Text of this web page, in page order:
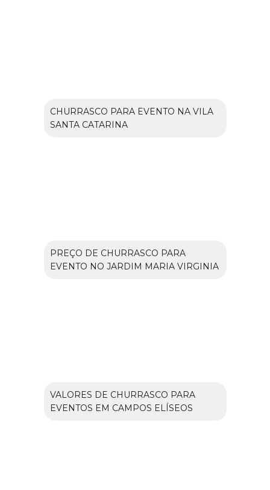
CHURRASCO PARA EVENTO NA VILA
SANTA CATARINA
PREÇO DE CHURRASCO PARA
EVENTO NO JARDIM MARIA VIRGINIA
VALORES DE CHURRASCO PARA
EVENTOS EM CAMPOS ELÍSEOS